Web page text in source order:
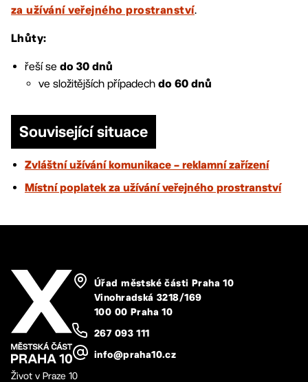
za užívání veřejného prostranství.
Lhůty:
řeší se do 30 dnů
ve složitějších případech do 60 dnů
Související situace
Zvláštní užívání komunikace – reklamní zařízení
Místní poplatek za užívání veřejného prostranství
Úřad městské části Praha 10
Vinohradská 3218/169
100 00 Praha 10
267 093 111
info@praha10.cz
Život v Praze 10